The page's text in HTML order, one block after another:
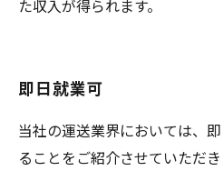
た収入が得られます。
即日就業可
当社の運送業界においては、
ることをご紹介させていただ